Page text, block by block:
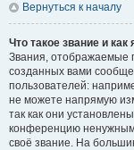
Вернуться к началу
Что такое звание и как
Звания, отображаемые
созданных вами
пользователей:
не можете напрямую
так как они
конференцию
своё звание. На